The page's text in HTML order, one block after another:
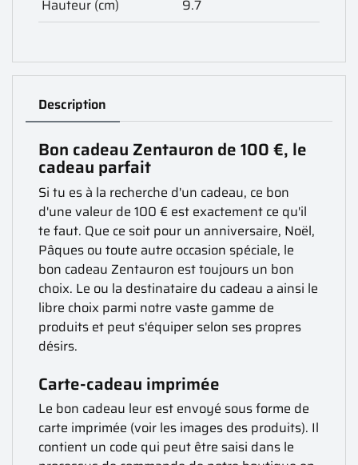
Hauteur (cm) 9.7
Description
Bon cadeau Zentauron de 100 €, le
cadeau parfait
Si tu es à la recherche d'un cadeau, ce bon
d'une valeur de 100 € est exactement ce qu'il
te faut. Que ce soit pour un anniversaire, Noël,
Pâques ou toute autre occasion spéciale, le
bon cadeau Zentauron est toujours un bon
choix. Le ou la destinataire du cadeau a ainsi le
libre choix parmi notre vaste gamme de
produits et peut s'équiper selon ses propres
désirs.
Carte-cadeau imprimée
Le bon cadeau leur est envoyé sous forme de
carte imprimée (voir les images des produits). Il
contient un code qui peut être saisi dans le